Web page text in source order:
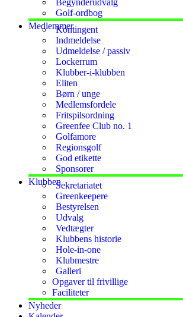
Begynderudvalg
Golf-ordbog
MedlemmerKontingent
Indmeldelse
Udmeldelse / passiv
Lockerrum
Klubber-i-klubben
Eliten
Børn / unge
Medlemsfordele
Fritspilsordning
Greenfee Club no. 1
Golfamore
Regionsgolf
God etikette
Sponsorer
KlubbenSekretariatet
Greenkeepere
Bestyrelsen
Udvalg
Vedtægter
Klubbens historie
Hole-in-one
Klubmestre
Galleri
Opgaver til frivillige
Faciliteter
Nyheder